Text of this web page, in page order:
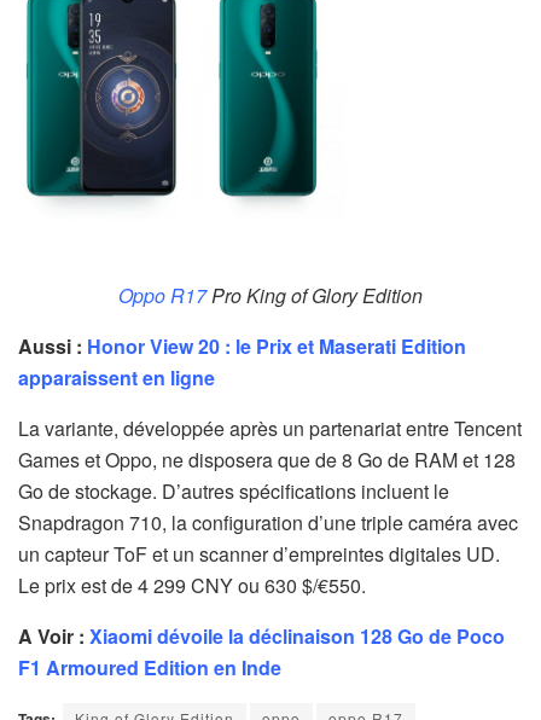
Oppo R17Pro King of Glory Edition
Aussi : Honor View 20 : le Prix et Maserati Edition
apparaissent en ligne
La variante, développée après un partenariat entre Tencent
Games et Oppo, ne disposera que de 8 Go de RAM et 128
Go de stockage. D’autres spécifications incluent le
Snapdragon 710, la configuration d’une triple caméra avec
un capteur ToF et un scanner d’empreintes digitales UD.
Le prix est de 4 299 CNY ou 630 $/€550.
A Voir : Xiaomi dévoile la déclinaison 128 Go de Poco
F1 Armoured Edition en Inde